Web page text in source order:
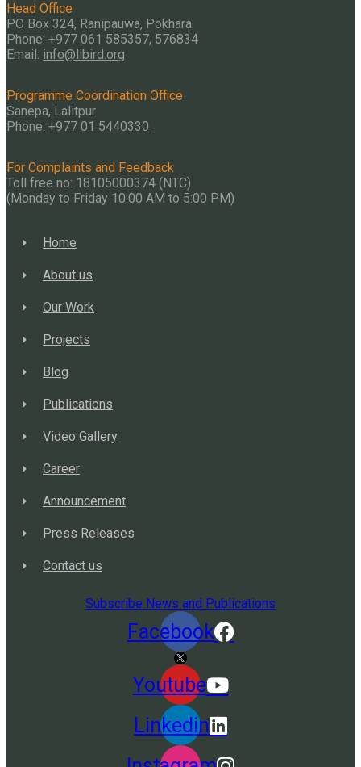
Head Office
PO Box 324, Ranipauwa, Pokhara
Phone: +977 061 585357, 576834
Email: info@libird.org
Programme Coordination Office
Sanepa, Lalitpur
Phone: +977 01 5440330
For Complaints and Feedback
Toll free no: 18105000374 (NTC)
(Monday to Friday 10:00 AM to 5:00 PM)
Home
About us
Our Work
Projects
Blog
Publications
Video Gallery
Career
Announcement
Press Releases
Contact us
Subscribe News and Publications
Facebook
Youtube
Linkedin